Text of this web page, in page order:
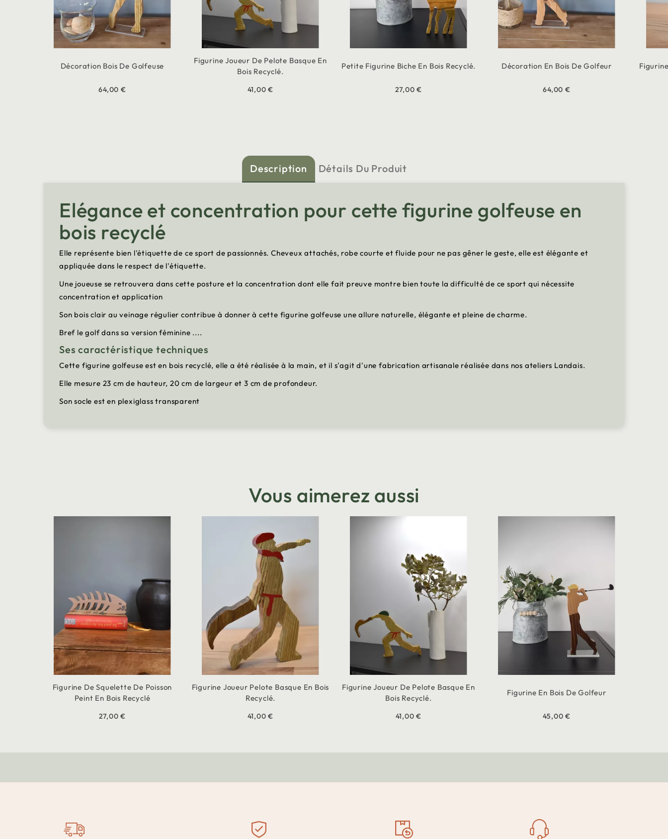
Décoration Bois De Golfeuse
64,00 €
Figurine Joueur De Pelote Basque En
Bois Recyclé.
41,00 €
Petite Figurine Biche En Bois Recyclé.
27,00 €
Décoration En Bois De Golfeur
64,00 €
Description Détails Du Produit
Elégance et concentration pour cette figurine golfeuse en
bois recyclé
Elle représente bien l'étiquette de ce sport de passionnés. Cheveux attachés, robe courte et fluide pour ne pas gêner le geste, elle est élégante et
appliquée dans le respect de l'étiquette.
Une joueuse se retrouvera dans cette posture et la concentration dont elle fait preuve montre bien toute la difficulté de ce sport qui nécessite
concentration et application
Son bois clair au veinage régulier contribue à donner à cette figurine golfeuse une allure naturelle, élégante et pleine de charme.
Bref le golf dans sa version féminine ....
Ses caractéristique techniques
Cette figurine golfeuse est en bois recyclé, elle a été réalisée à la main, et il s'agit d'une fabrication artisanale réalisée dans nos ateliers Landais.
Elle mesure 23 cm de hauteur, 20 cm de largeur et 3 cm de profondeur.
Son socle est en plexiglass transparent
Vous aimerez aussi
Figurine De Squelette De Poisson
Peint En Bois Recyclé
27,00 €
Figurine Joueur Pelote Basque En Bois
Recyclé.
41,00 €
Figurine Joueur De Pelote Basque En
Bois Recyclé.
41,00 €
Figurine En Bois De Golfeur
45,00 €